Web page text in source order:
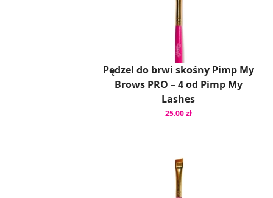
Pędzel do brwi skośny Pimp My
Brows PRO – 4 od Pimp My
Lashes
25.00 zł